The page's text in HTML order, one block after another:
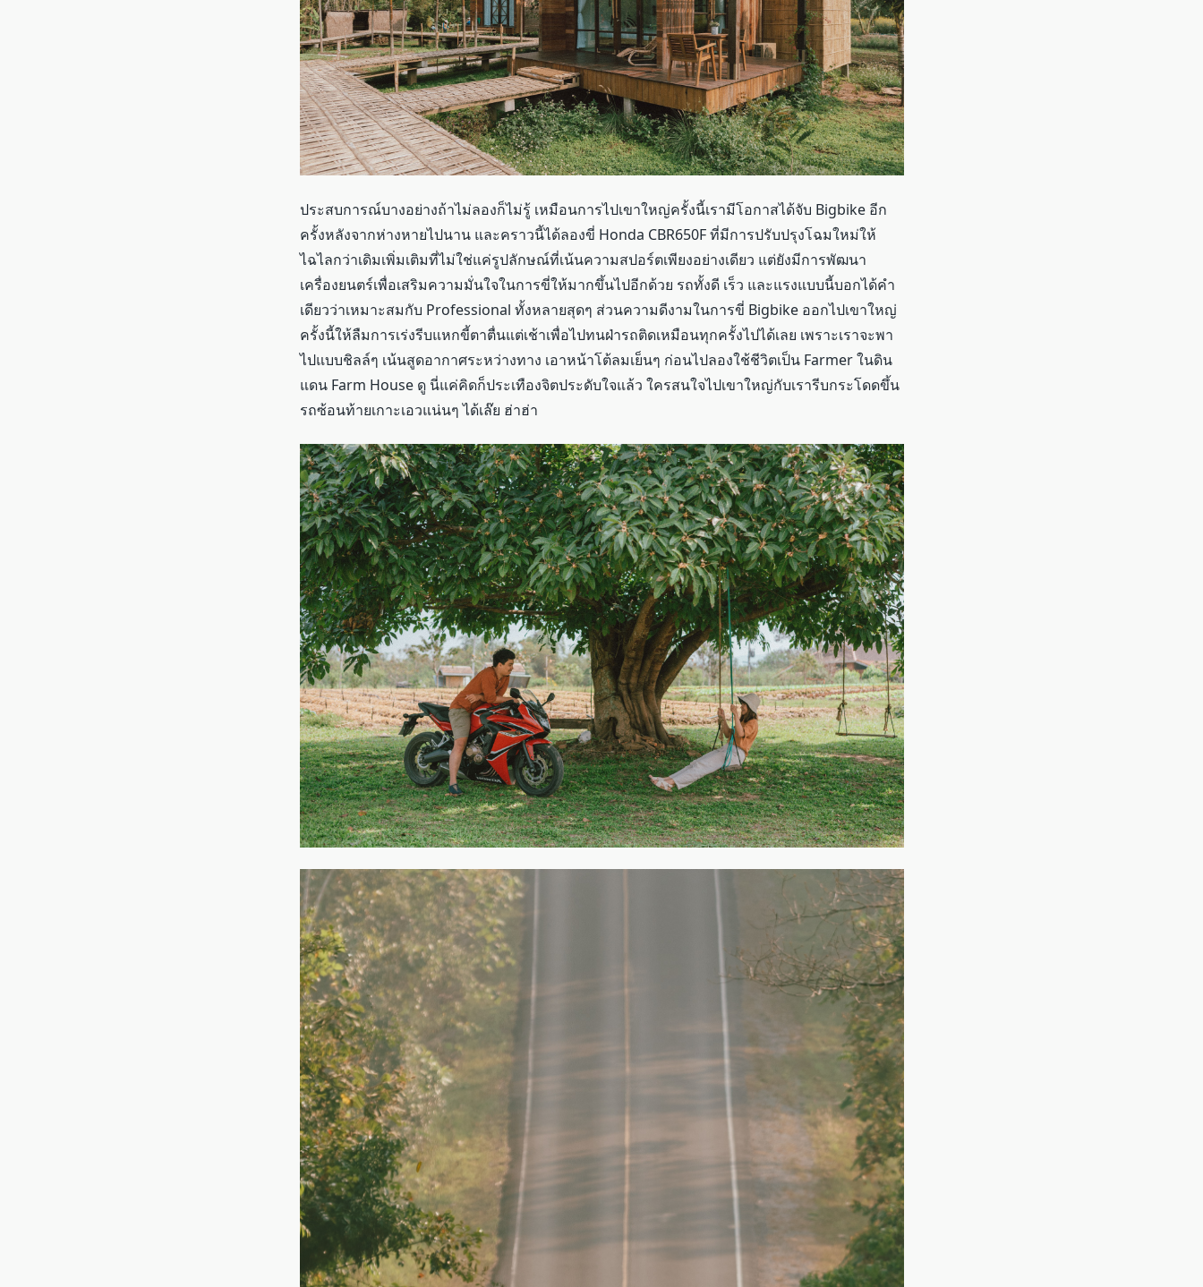
ประสบการณ์บางอย่างถ้าไม่ลองก็ไม่รู้ เหมือนการไปเขาใหญ่ครั้งนี้เรามีโอกาสได้จับ Bigbike อีก
ครั้งหลังจากห่างหายไปนาน และคราวนี้ได้ลองขี่ Honda CBR650F ที่มีการปรับปรุงโฉมใหม่ให้
ไฉไลกว่าเดิมเพิ่มเติมที่ไม่ใช่แค่รูปลักษณ์ที่เน้นความสปอร์ตเพียงอย่างเดียว แต่ยังมีการพัฒนา
เครื่องยนตร์เพื่อเสริมความมั่นใจในการขี่ให้มากขึ้นไปอีกด้วย รถทั้งดี เร็ว และแรงแบบนี้บอกได้คำ
เดียวว่าเหมาะสมกับ Professional ทั้งหลายสุดๆ ส่วนความดีงามในการขี่ Bigbike ออกไปเขาใหญ่
ครั้งนี้ให้ลืมการเร่งรีบแหกขี้ตาตื่นแต่เช้าเพื่อไปทนฝ่ารถติดเหมือนทุกครั้งไปได้เลย เพราะเราจะพา
ไปแบบชิลล์ๆ เน้นสูดอากาศระหว่างทาง เอาหน้าโต้ลมเย็นๆ ก่อนไปลองใช้ชีวิตเป็น Farmer ในดิน
แดน Farm House ดู นี่แค่คิดก็ประเทืองจิตประดับใจแล้ว ใครสนใจไปเขาใหญ่กับเรารีบกระโดดขึ้น
รถซ้อนท้ายเกาะเอวแน่นๆ ได้เล๊ย ฮ่าฮ่า